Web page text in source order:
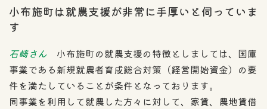
小布施町は就農支援が非常に手厚いと伺っていま
す
石﨑さん 小布施町の就農支援の特徴としましては、国庫
事業である新規就農者育成総合対策（経営開始資金）の要
件を満たしていることが条件となっております。
同事業を利用して就農した方々に対して、家賃、農地賃借